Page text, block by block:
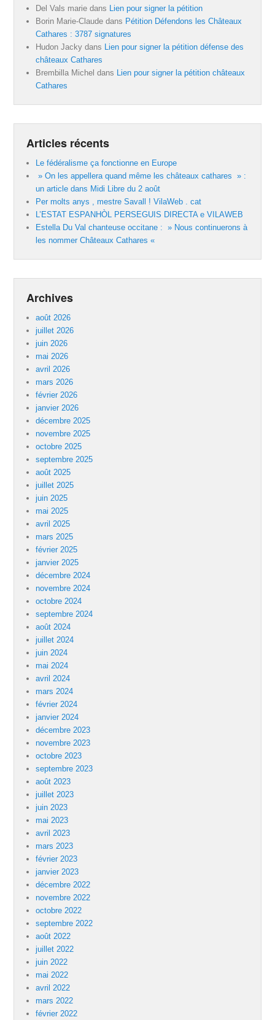
Del Vals marie dans Lien pour signer la pétition
Borin Marie-Claude dans Pétition Défendons les Châteaux
Cathares : 3787 signatures
Hudon Jacky dans Lien pour signer la pétition défense des
châteaux Cathares
Brembilla Michel dans Lien pour signer la pétition châteaux
Cathares
Articles récents
Le fédéralisme ça fonctionne en Europe
» On les appellera quand même les châteaux cathares » :
un article dans Midi Libre du 2 août
Per molts anys , mestre Savall ! VilaWeb . cat
L’ESTAT ESPANHÒL PERSEGUIS DIRECTA e VILAWEB
Estella Du Val chanteuse occitane : » Nous continuerons à
les nommer Châteaux Cathares «
Archives
août 2026
juillet 2026
juin 2026
mai 2026
avril 2026
mars 2026
février 2026
janvier 2026
décembre 2025
novembre 2025
octobre 2025
septembre 2025
août 2025
juillet 2025
juin 2025
mai 2025
avril 2025
mars 2025
février 2025
janvier 2025
décembre 2024
novembre 2024
octobre 2024
septembre 2024
août 2024
juillet 2024
juin 2024
mai 2024
avril 2024
mars 2024
février 2024
janvier 2024
décembre 2023
novembre 2023
octobre 2023
septembre 2023
août 2023
juillet 2023
juin 2023
mai 2023
avril 2023
mars 2023
février 2023
janvier 2023
décembre 2022
novembre 2022
octobre 2022
septembre 2022
août 2022
juillet 2022
juin 2022
mai 2022
avril 2022
mars 2022
février 2022